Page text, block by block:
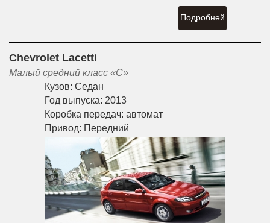
Подробней
Chevrolet Lacetti
Малый средний класс «С»
Кузов: Седан
Год выпуска: 2013
Коробка передач: автомат
Привод: Передний